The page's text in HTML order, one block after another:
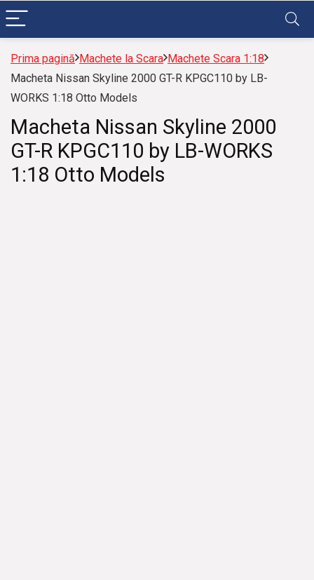
Prima pagină Machete la Scara Machete Scara 1:18
Macheta Nissan Skyline 2000 GT-R KPGC110 by LB-
WORKS 1:18 Otto Models
Macheta Nissan Skyline 2000
GT-R KPGC110 by LB-WORKS
1:18 Otto Models